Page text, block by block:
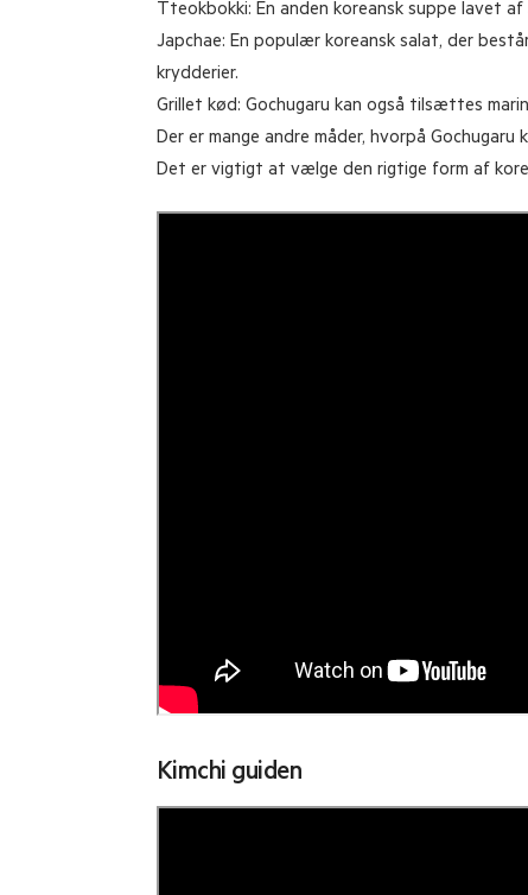
Tteokbokki: En anden koreansk suppe lavet
Japchae: En populær koreansk salat, der
krydderier.
Grillet kød: Gochugaru kan også tilsættes
Der er mange andre måder, hvorpå
Det er vigtigt at vælge den rigtige form af
Kimchi guiden